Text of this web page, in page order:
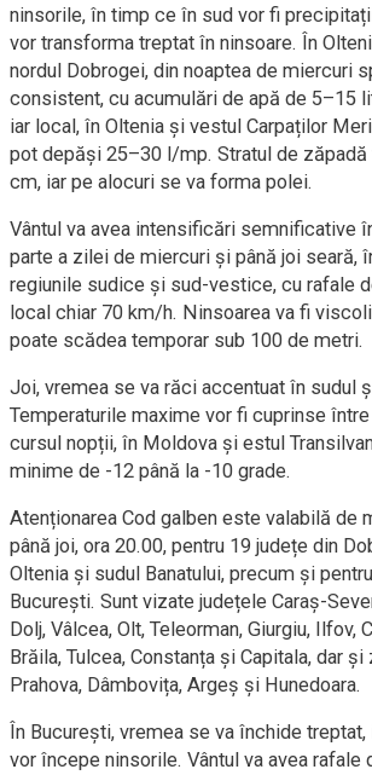
ninsorile, în timp ce în sud vor fi
vor transforma treptat în ninsoare. În
nordul Dobrogei, din noaptea de miercuri
consistent, cu acumulări de apă de 5–15
iar local, în Oltenia și vestul Carpaților
pot depăși 25–30 l/mp. Stratul de zăpadă
cm, iar pe alocuri se va forma polei.
Vântul va avea intensificări semnificative
parte a zilei de miercuri și până joi seară,
regiunile sudice și sud-vestice, cu rafale
local chiar 70 km/h. Ninsoarea va fi
poate scădea temporar sub 100 de metri.
Joi, vremea se va răci accentuat în sudul
Temperaturile maxime vor fi cuprinse
cursul nopții, în Moldova și estul
minime de -12 până la -10 grade.
Atenționarea Cod galben este valabilă de
până joi, ora 20.00, pentru 19 județe din
Oltenia și sudul Banatului, precum și
București. Sunt vizate județele Caraș-
Dolj, Vâlcea, Olt, Teleorman, Giurgiu, Ilfov,
Brăila, Tulcea, Constanța și Capitala, dar și
Prahova, Dâmbovița, Argeș și Hunedoara.
În București, vremea se va închide
vor începe ninsorile. Vântul va avea rafale